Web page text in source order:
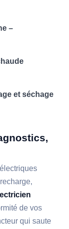
–
et séchage
de vos
qui saute